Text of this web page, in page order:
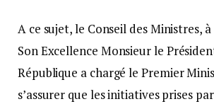
A ce sujet, le Conseil des Ministres,
Son Excellence Monsieur le
République a chargé le Premier
s’assurer que les initiatives prises